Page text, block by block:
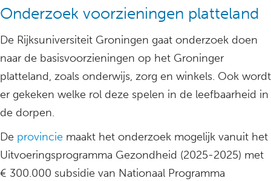
Onderzoek voorzieningen platteland
De Rijksuniversiteit Groningen gaat onderzoek doen
naar de basisvoorzieningen op het Groninger
platteland, zoals onderwijs, zorg en winkels. Ook wordt
er gekeken welke rol deze spelen in de leefbaarheid in
de dorpen.
De provincie maakt het onderzoek mogelijk vanuit het
Uitvoeringsprogramma Gezondheid (2025-2025) met
€ 300.000 subsidie van Nationaal Programma